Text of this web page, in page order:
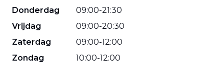
Donderdag
09:00-21:30
Vrijdag
09:00-20:30
Zaterdag
09:00-12:00
Zondag
10:00-12:00